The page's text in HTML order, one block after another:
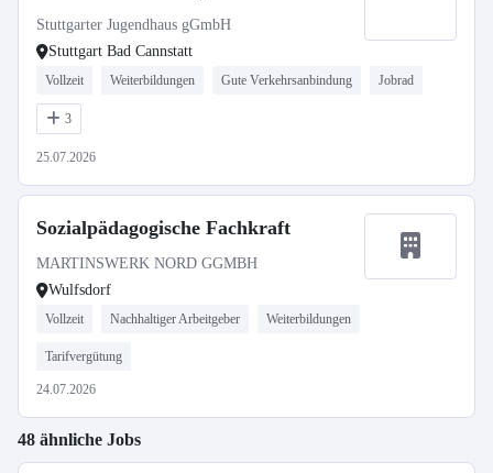
Cannstatt
Stuttgarter Jugendhaus gGmbH
Stuttgart Bad Cannstatt
Vollzeit Weiterbildungen Gute Verkehrsanbindung Jobrad
3
25.07.2026
Sozialpädagogische Fachkraft
MARTINSWERK NORD GGMBH
Wulfsdorf
Vollzeit Nachhaltiger Arbeitgeber Weiterbildungen
Tarifvergütung
24.07.2026
48 ähnliche Jobs